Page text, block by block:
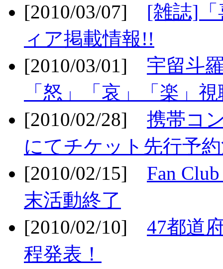
[2010/03/07] [雑誌]「
ィア掲載情報!!
[2010/03/01] 宇留斗
「怒」「哀」「楽」
[2010/02/28] 携帯コ
にてチケット先行予
[2010/02/15] Fan
末活動終了
[2010/02/10] 47都道
程発表！